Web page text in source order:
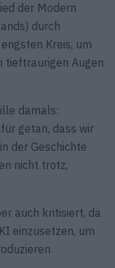
der Modern
durch
Kreis, um
tieftraurigen Augen
damals:
getan, dass wir
der Geschichte
nicht trotz,
auch kritisiert, da
einzusetzen, um